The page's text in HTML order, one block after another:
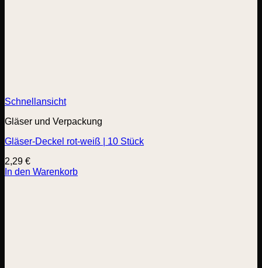
Schnellansicht
Gläser und Verpackung
Gläser-Deckel rot-weiß | 10 Stück
2,29 €
In den Warenkorb